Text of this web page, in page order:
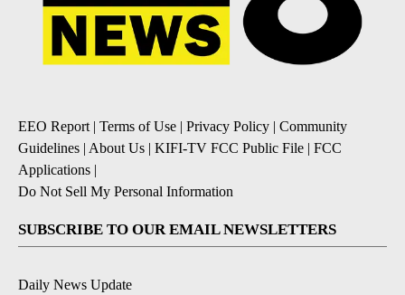
EEO Report | Terms of Use | Privacy Policy | Community
Guidelines | About Us | KIFI-TV FCC Public File | FCC
Applications |
Do Not Sell My Personal Information
SUBSCRIBE TO OUR EMAIL NEWSLETTERS
Daily News Update